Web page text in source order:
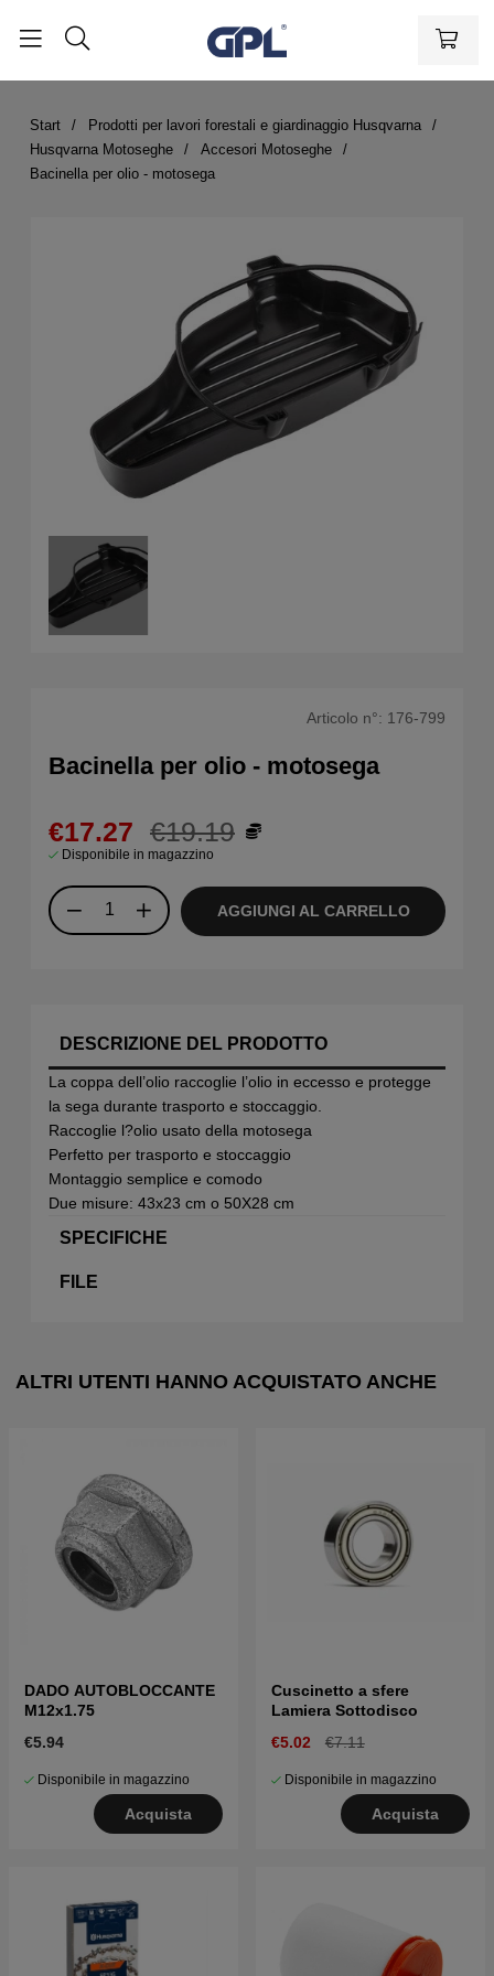
Start
Prodotti per lavori forestali e giardinaggio Husqvarna
Husqvarna Motoseghe
Accesori Motoseghe
Bacinella per olio - motosega
Articolo n°: 176-799
Bacinella per olio - motosega
€19.19
€17.27
Disponibile in magazzino
AGGIUNGI AL CARRELLO
DESCRIZIONE DEL PRODOTTO
La coppa dell’olio raccoglie l’olio in eccesso e protegge
la sega durante trasporto e stoccaggio.
Raccoglie l?olio usato della motosega
Perfetto per trasporto e stoccaggio
Montaggio semplice e comodo
Due misure: 43x23 cm o 50X28 cm
SPECIFICHE
FILE
ALTRI UTENTI HANNO ACQUISTATO ANCHE
DADO AUTOBLOCCANTE
M12x1.75
€5.94
Disponibile in magazzino
Acquista
Cuscinetto a sfere
Lamiera Sottodisco
€5.02
€7.11
Disponibile in magazzino
Acquista